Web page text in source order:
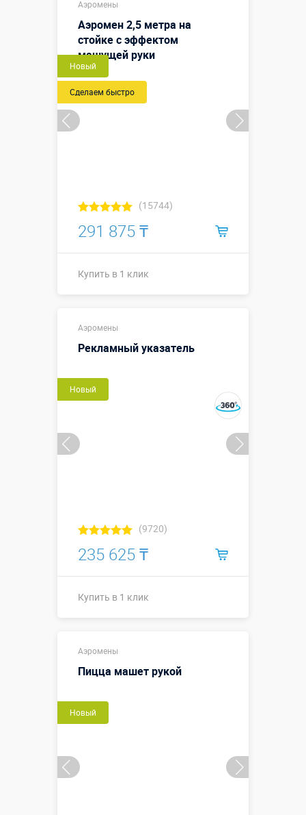
Аэромены
Аэромен 2,5 метра на
стойке с эффектом
машущей руки
Новый
Сделаем быстро
(15744)
291 875 ₸
Купить в 1 клик
Аэромены
Рекламный указатель
Новый
(9720)
235 625 ₸
Купить в 1 клик
Высота, метры:
Больше деталей →
Аэромены
Пицца машет рукой
Новый